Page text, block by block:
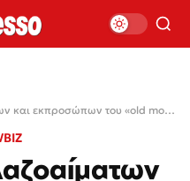
Απόβαση γαλαζοαίματων και εκπροσώπων του «old money» στην Κηφισιά